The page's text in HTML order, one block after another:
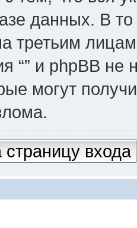
данных. В
третьим
“” и phpBB не
могут
входа